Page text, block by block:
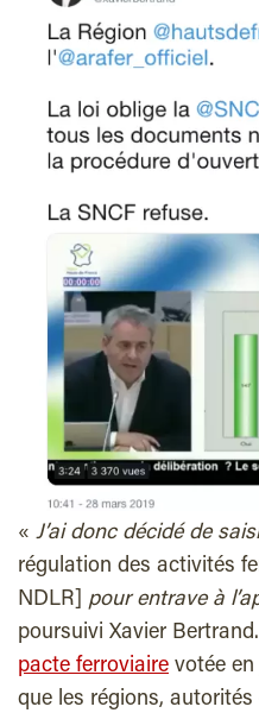
« J’ai donc décidé de
régulation des activités
NDLR] pour entrave à
poursuivi Xavier
pacte ferroviaire votée
que les régions,